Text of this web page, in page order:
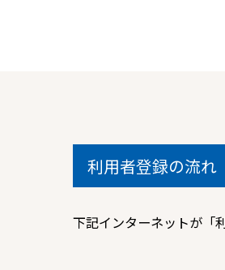
利用者登録の流れ
下記インターネットが「